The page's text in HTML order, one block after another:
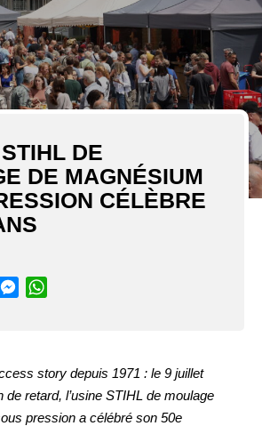
DE
DE MAGNÉSIUM
CÉLÈBRE
Messenger
story depuis 1971 : le 9 juillet
de retard, l’usine STIHL de moulage
pression a célébré son 50e